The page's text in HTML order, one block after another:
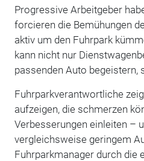
Progressive Arbeitgeber
forcieren die Bemühungen
aktiv um den Fuhrpark
kann nicht nur
passenden Auto begeistern,
Fuhrparkverantwortliche
aufzeigen, die schmerzen
Verbesserungen einleiten –
vergleichsweise geringem
Fuhrparkmanager durch die